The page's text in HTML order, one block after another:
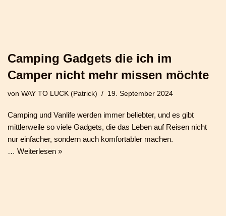
Camping Gadgets die ich im
Camper nicht mehr missen möchte
von WAY TO LUCK (Patrick) 19. September 2024
Camping und Vanlife werden immer beliebter, und es gibt
mittlerweile so viele Gadgets, die das Leben auf Reisen nicht
nur einfacher, sondern auch komfortabler machen.
… Weiterlesen »